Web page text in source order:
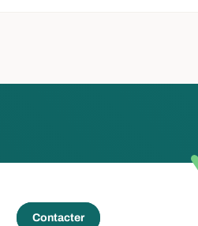
Contacter